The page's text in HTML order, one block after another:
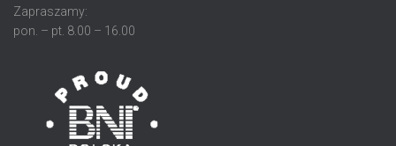
Zapraszamy:
pon. – pt. 8.00 – 16.00